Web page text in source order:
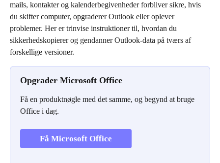
mails, kontakter og kalenderbegivenheder forbliver sikre, hvis
du skifter computer, opgraderer Outlook eller oplever
problemer. Her er trinvise instruktioner til, hvordan du
sikkerhedskopierer og gendanner Outlook-data på tværs af
forskellige versioner.
Opgrader Microsoft Office
Få en produktnøgle med det samme, og begynd at bruge
Office i dag.
Få Microsoft Office